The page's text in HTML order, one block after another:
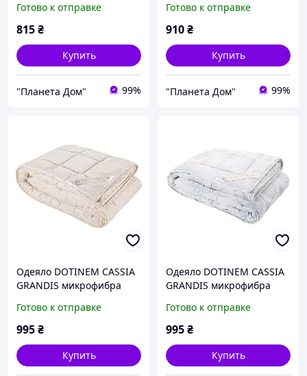
145х210 см (212172-3)
Готово к отправке
815₴
Купить
"Планета Дом" 99%
175х210 см (212173-3)
Готово к отправке
910₴
Купить
"Планета Дом" 99%
Одеяло DOTINEM CASSIA
GRANDIS микрофибра
195х215 см (212174-2)
Готово к отправке
995₴
Купить
Одеяло DOTINEM CASSIA
GRANDIS микрофибра
195х215 см (212174-1)
Готово к отправке
995₴
Купить